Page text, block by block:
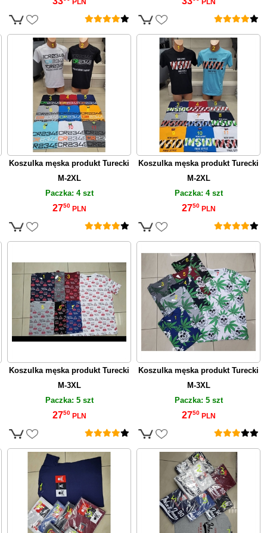
PLN PLN
Koszulka męska produkt Turecki
M-2XL
Paczka: 4 szt
2750 PLN
Koszulka męska produkt Turecki
M-2XL
Paczka: 4 szt
2750 PLN
Koszulka męska produkt Turecki
M-3XL
Paczka: 5 szt
2750 PLN
Koszulka męska produkt Turecki
M-3XL
Paczka: 5 szt
2750 PLN